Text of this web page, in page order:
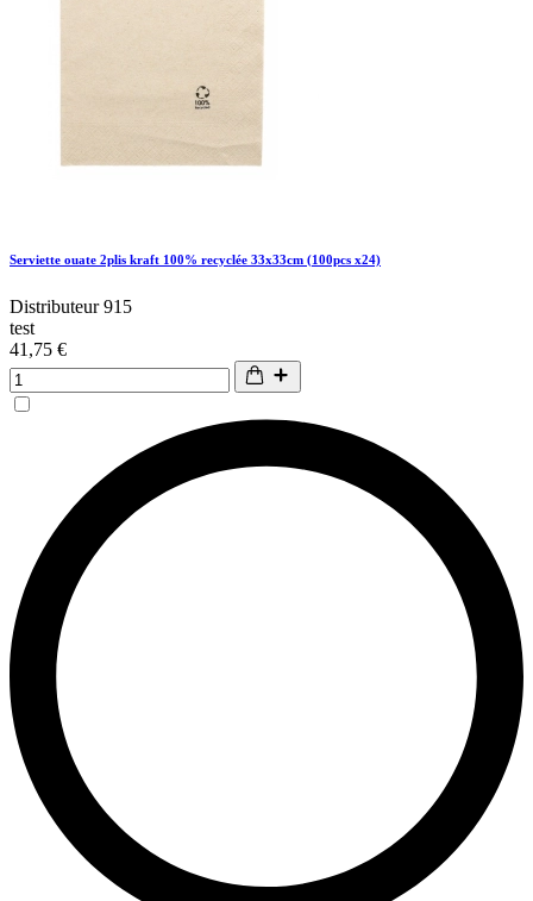
Serviette ouate 2plis kraft 100% recyclée 33x33cm (100pcs x24)
Distributeur 915
test
41,75 €